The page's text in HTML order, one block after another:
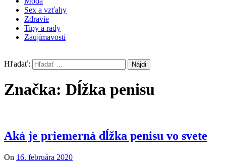
Sex a vzťahy
Zdravie
Tipy a rady
Zaujímavosti
Hľadať:
Značka: Dĺžka penisu
Aká je priemerná dĺžka penisu vo svete
On 16. februára 2020